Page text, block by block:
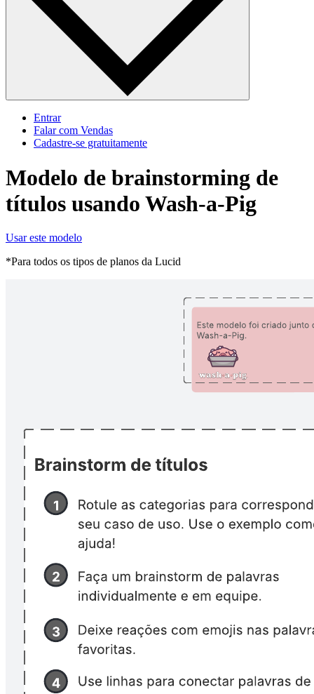
Entrar
Falar com Vendas
Cadastre‐se gratuitamente
Modelo de brainstorming de
títulos usando Wash-a-Pig
Usar este modelo
*Para todos os tipos de planos da Lucid